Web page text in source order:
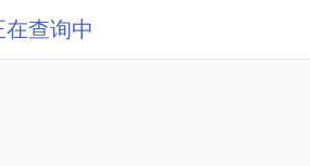
在查询中